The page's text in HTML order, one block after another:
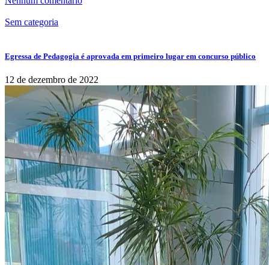
Sem categoria
Egressa de Pedagogia é aprovada em primeiro lugar em concurso público
12 de dezembro de 2022